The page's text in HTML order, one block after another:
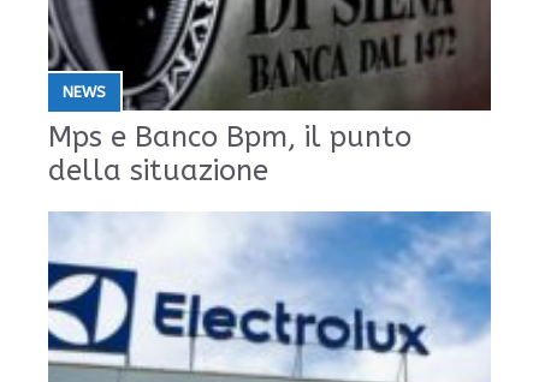
NEWS
Mps e Banco Bpm, il punto
della situazione